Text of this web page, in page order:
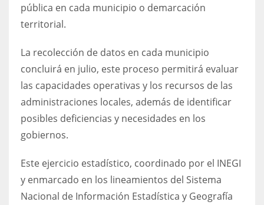
pública en cada municipio o demarcación
territorial.
La recolección de datos en cada municipio
concluirá en julio, este proceso permitirá evaluar
las capacidades operativas y los recursos de las
administraciones locales, además de identificar
posibles deficiencias y necesidades en los
gobiernos.
Este ejercicio estadístico, coordinado por el INEGI
y enmarcado en los lineamientos del Sistema
Nacional de Información Estadística y Geografía